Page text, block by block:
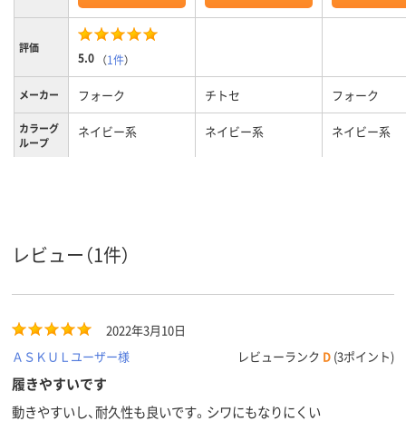
評価
5.0 （1件）
メーカー フォーク チトセ フォーク
カラーグ
ループ
ネイビー系 ネイビー系 ネイビー系
レビュー（1件）
2022年3月10日
ＡＳＫＵＬユーザー様
レビューランク D (3ポイント)
履きやすいです
動きやすいし、耐久性も良いです。シワにもなりにくい